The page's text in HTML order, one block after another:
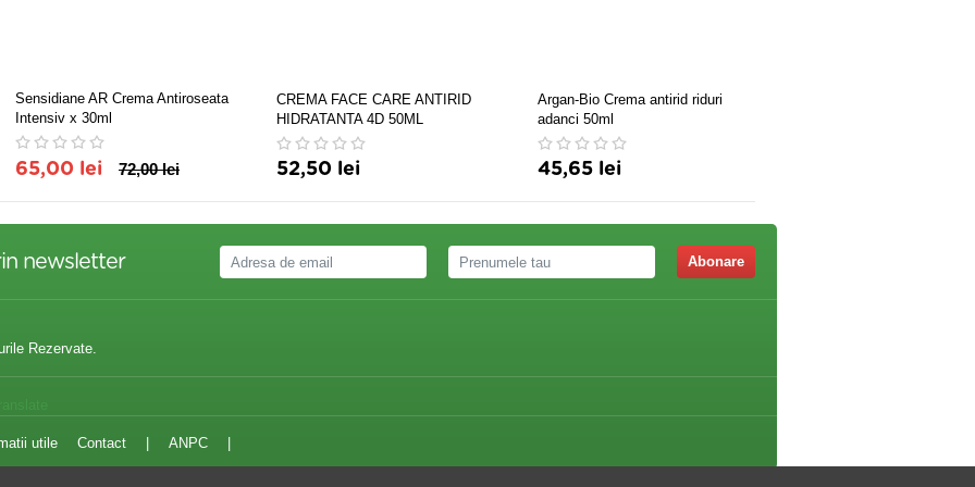
Sensidiane AR Crema Antiroseata
Intensiv x 30ml
65,00 lei 72,00 lei
CREMA FACE CARE ANTIRID
HIDRATANTA 4D 50ML
52,50 lei
Argan-Bio Crema antirid riduri
adanci 50ml
45,65 lei
newsletter Abonare
Rezervate.
utile Contact ANPC